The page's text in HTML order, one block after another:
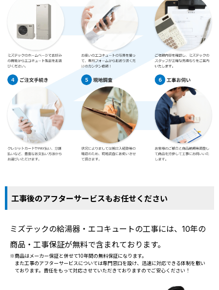
工事後のアフターサービスもお任せください
ミズテックの給湯器・エコキュートの工事には、10年の
商品・工事保証が無料で含まれております。
※商品はメーカー保証と併せて10年間の無料保証になります。
また工事のアフターサービスについては専門窓口を設け、迅速に対応できる体制を敷い
ております。責任をもって対応させていただきておりますのでご安心ください！